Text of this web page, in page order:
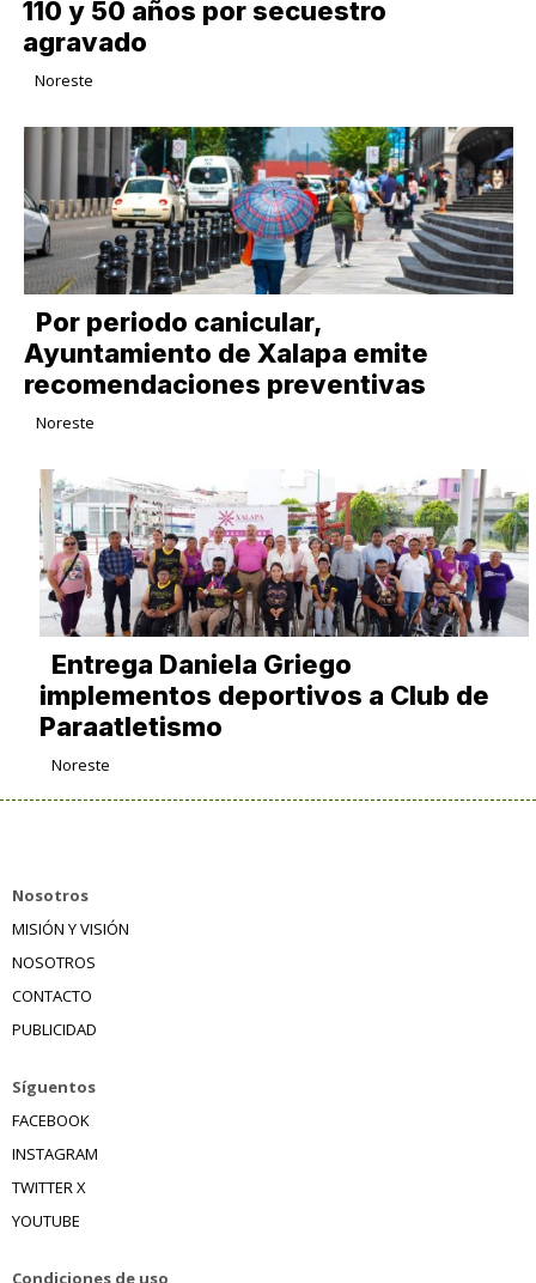
110 y 50 años por secuestro
agravado
Noreste
Por periodo canicular,
Ayuntamiento de Xalapa emite
recomendaciones preventivas
Noreste
Entrega Daniela Griego
implementos deportivos a Club de
Paraatletismo
Noreste
Nosotros
MISIÓN Y VISIÓN
NOSOTROS
CONTACTO
PUBLICIDAD
Síguentos
FACEBOOK
INSTAGRAM
TWITTER X
YOUTUBE
Condiciones de uso